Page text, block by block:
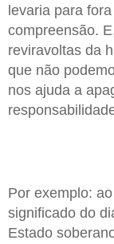
levaria para
compreensão.
reviravoltas da
que não
nos ajuda a
Por exemplo:
significado do
Estado